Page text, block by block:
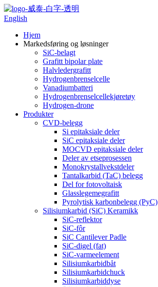
English
Hjem
Markedsføring og løsninger
SiC-belagt
Grafitt bipolar plate
Halvledergrafitt
Hydrogenbrenselcelle
Vanadiumbatteri
Hydrogenbrenselcellekjøretøy
Hydrogen-drone
Produkter
CVD-belegg
Si epitaksiale deler
SiC epitaksiale deler
MOCVD epitaksiale deler
Deler av etseprosessen
Monokrystallvekstdeler
Tantalkarbid (TaC) belegg
Del for fotovoltaisk
Glasslegemegrafitt
Pyrolytisk karbonbelegg (PyC)
Silisiumkarbid (SiC) Keramikk
SiC-reflektor
SiC-fôr
SiC Cantilever Padle
SiC-digel (fat)
SiC-varmeelement
Silisiumkarbidbåt
Silisiumkarbidchuck
Silisiumkarbiddyse